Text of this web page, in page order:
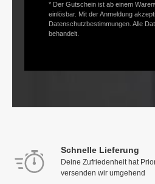
* Der Gutschein ist ab einem
einlösbar. Mit der Anmeldung
Datenschutzbestimmungen. Alle
behandelt.
Schnelle Lieferung
Deine Zufriedenheit hat
versenden wir umgehend